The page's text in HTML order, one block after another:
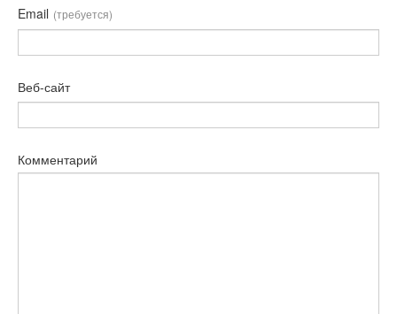
Email (требуется)
Веб-сайт
Комментарий